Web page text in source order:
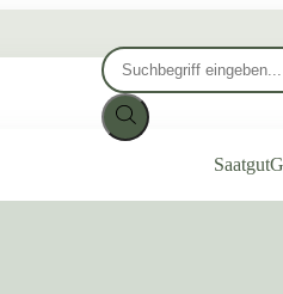
Products
search
Saatgut